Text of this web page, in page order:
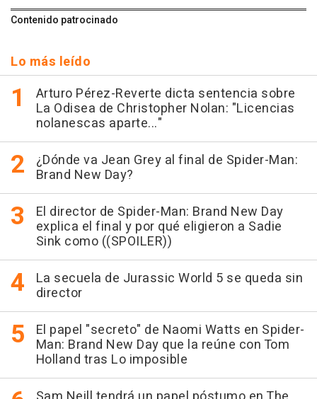
Contenido patrocinado
Lo más leído
Arturo Pérez-Reverte dicta sentencia sobre
La Odisea de Christopher Nolan: "Licencias
nolanescas aparte..."
¿Dónde va Jean Grey al final de Spider-Man:
Brand New Day?
El director de Spider-Man: Brand New Day
explica el final y por qué eligieron a Sadie
Sink como ((SPOILER))
La secuela de Jurassic World 5 se queda sin
director
El papel "secreto" de Naomi Watts en Spider-
Man: Brand New Day que la reúne con Tom
Holland tras Lo imposible